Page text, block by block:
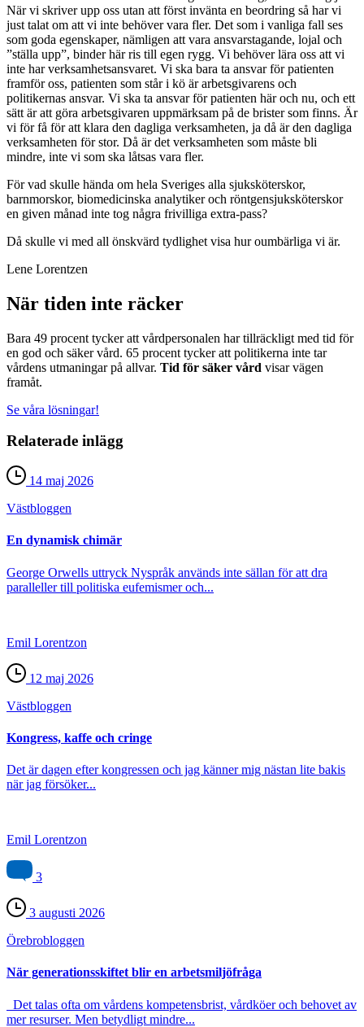
När vi skriver upp oss utan att först invänta en beordring så har vi
just talat om att vi inte behöver vara fler. Det som i vanliga fall ses
som goda egenskaper, nämligen att vara ansvarstagande, lojal och
”ställa upp”, binder här ris till egen rygg. Vi behöver lära oss att vi
inte har verksamhetsansvaret. Vi ska bara ta ansvar för patienten
framför oss, patienten som står i kö är arbetsgivarens och
politikernas ansvar. Vi ska ta ansvar för patienten här och nu, och ett
sätt är att göra arbetsgivaren uppmärksam på de brister som finns. Är
vi för få för att klara den dagliga verksamheten, ja då är den dagliga
verksamheten för stor. Då är det verksamheten som måste bli
mindre, inte vi som ska låtsas vara fler.
För vad skulle hända om hela Sveriges alla sjuksköterskor,
barnmorskor, biomedicinska analytiker och röntgensjuksköterskor
en given månad inte tog några frivilliga extra-pass?
Då skulle vi med all önskvärd tydlighet visa hur oumbärliga vi är.
Lene Lorentzen
När tiden inte räcker
Bara 49 procent tycker att vårdpersonalen har tillräckligt med tid för
en god och säker vård. 65 procent tycker att politikerna inte tar
vårdens utmaningar på allvar. Tid för säker vård visar vägen
framåt.
Se våra lösningar!
Relaterade inlägg
14 maj 2026
Väst­bloggen
En dynamisk chimär
George Orwells uttryck Nyspråk används inte sällan för att dra
paralleller till politiska eufemismer och...
Emil Lorentzon
12 maj 2026
Väst­bloggen
Kongress, kaffe och cringe
Det är dagen efter kongressen och jag känner mig nästan lite bakis
när jag försöker...
Emil Lorentzon
3
3 augusti 2026
Örebro­bloggen
När generationsskiftet blir en arbetsmiljöfråga
Det talas ofta om vårdens kompetensbrist, vårdköer och behovet av
mer resurser. Men betydligt mindre...